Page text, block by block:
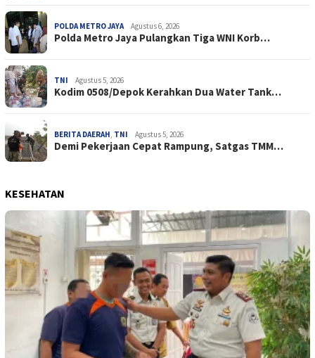
POLDA METRO JAYA Agustus 6, 2026
Polda Metro Jaya Pulangkan Tiga WNI Korb…
TNI Agustus 5, 2026
Kodim 0508/Depok Kerahkan Dua Water Tank…
BERITA DAERAH, TNI Agustus 5, 2026
Demi Pekerjaan Cepat Rampung, Satgas TMM…
KESEHATAN